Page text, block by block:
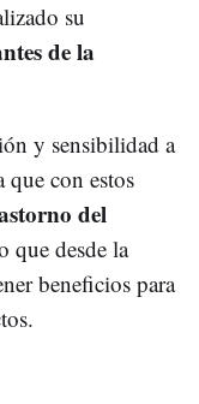
su
de la
y sensibilidad a
que con estos
del
que desde la
beneficios para